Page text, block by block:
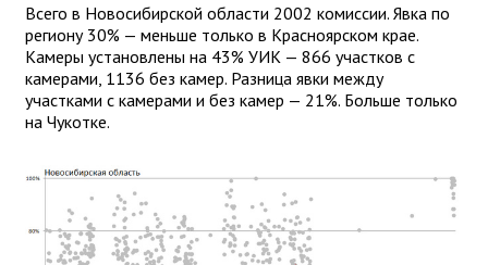
Всего в Новосибирской области 2002 комиссии. Явка по
региону 30% — меньше только в Красноярском крае.
Камеры установлены на 43% УИК — 866 участков с
камерами, 1136 без камер. Разница явки между
участками с камерами и без камер — 21%. Больше только
на Чукотке.